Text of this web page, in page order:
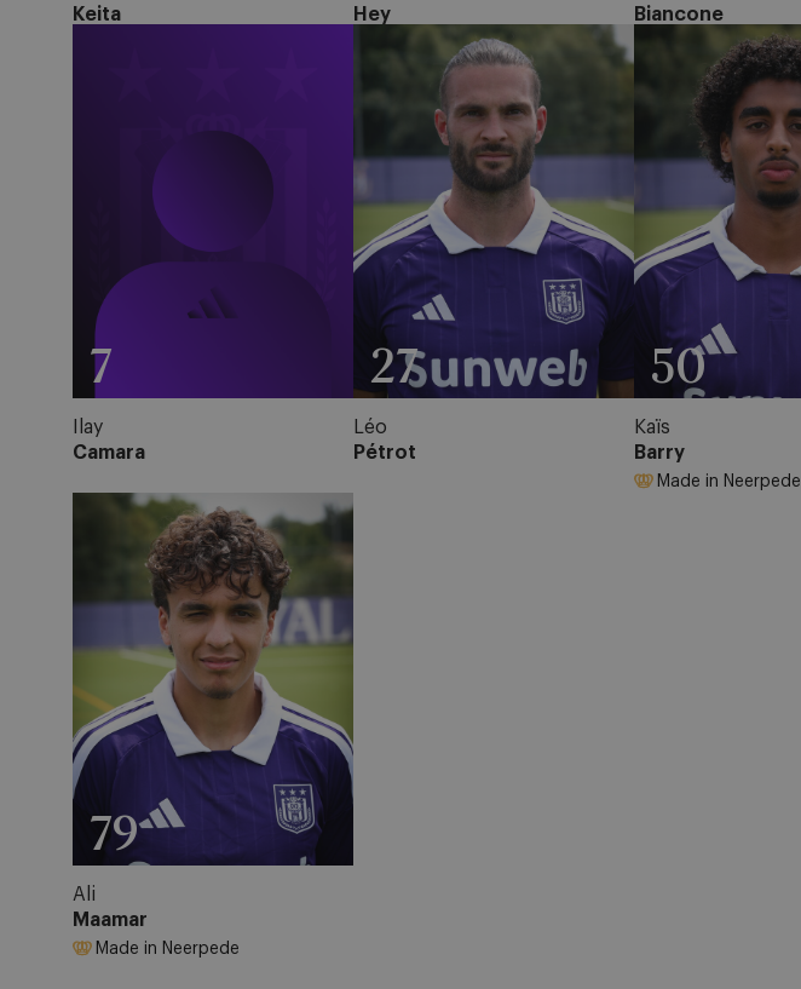
Keita
Hey
Biancone
7
Ilay
Camara
27
Léo
Pétrot
50
Kaïs
Barry
Made in Neerpede
79
Ali
Maamar
Made in Neerpede